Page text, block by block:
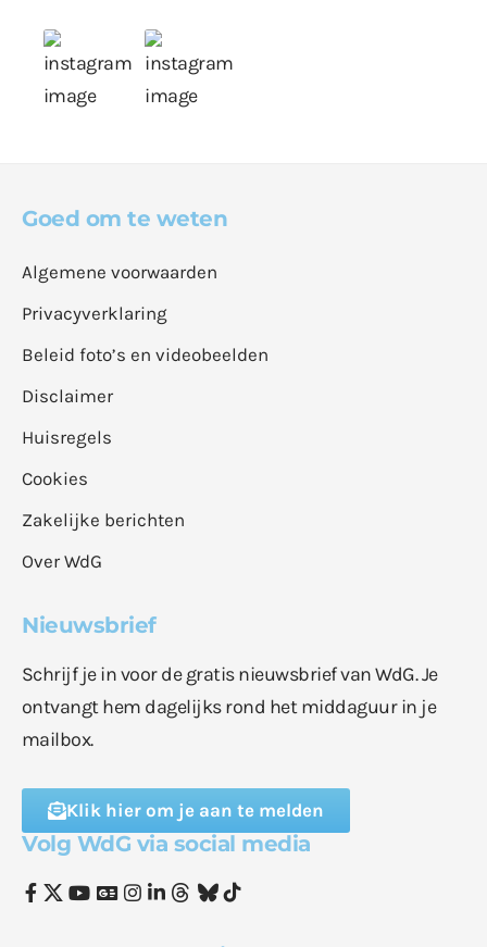
Goed om te weten
Algemene voorwaarden
Privacyverklaring
Beleid foto’s en videobeelden
Disclaimer
Huisregels
Cookies
Zakelijke berichten
Over WdG
Nieuwsbrief
Schrijf je in voor de gratis nieuwsbrief van WdG. Je
ontvangt hem dagelijks rond het middaguur in je
mailbox.
Klik hier om je aan te melden
Volg WdG via social media